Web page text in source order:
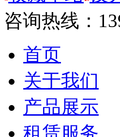
咨询热线：
首页
关于我们
产品展示